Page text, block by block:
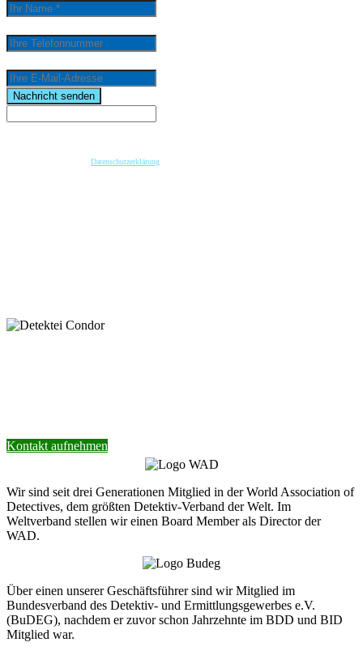
Nachricht senden
Datenschutzerklärung
Kontakt aufnehmen
Wir sind seit drei Generationen Mitglied in der World Association of
Detectives, dem größten Detektiv-Verband der Welt. Im
Weltverband stellen wir einen Board Member als Director der
WAD.
Über einen unserer Geschäftsführer sind wir Mitglied im
Bundesverband des Detektiv- und Ermittlungsgewerbes e.V.
(BuDEG), nachdem er zuvor schon Jahrzehnte im BDD und BID
Mitglied war.